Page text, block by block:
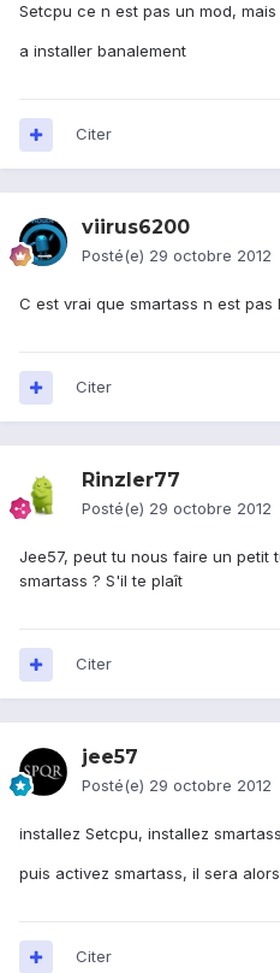
Setcpu ce n est pas un mod,
a installer banalement
Citer
viirus6200
Posté(e) 29 octobre 2012
C est vrai que smartass n est pas
Citer
Rinzler77
Posté(e) 29 octobre 2012
Jee57, peut tu nous faire un petit
smartass ? S'il te plaît
Citer
jee57
Posté(e) 29 octobre 2012
installez Setcpu, installez smartass
puis activez smartass, il sera
Citer